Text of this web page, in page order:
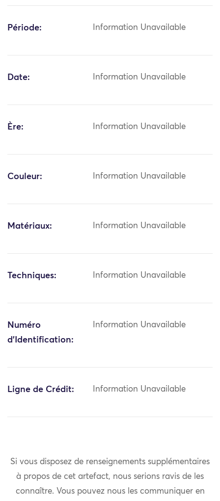
Période: Information Unavailable
Date: Information Unavailable
Ère: Information Unavailable
Couleur: Information Unavailable
Matériaux: Information Unavailable
Techniques: Information Unavailable
Numéro
d'Identification:
Information Unavailable
Ligne de Crédit: Information Unavailable
Si vous disposez de renseignements supplémentaires
à propos de cet artefact, nous serions ravis de les
connaître. Vous pouvez nous les communiquer en